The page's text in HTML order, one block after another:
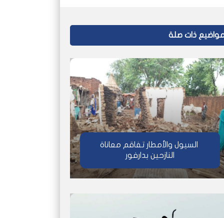
ذات صلة
السيول والأمطار تفاقم معاناة
النازحين بدارفور